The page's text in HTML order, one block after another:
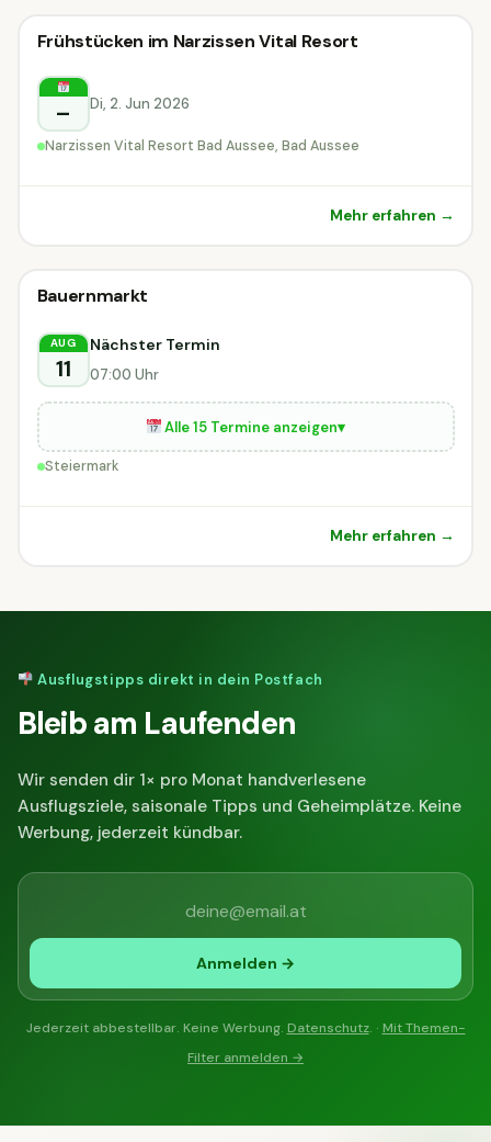
Sonstiges
Bad Aussee
Sonstiges
Frühstücken im Narzissen Vital Resort
– Di, 2. Jun 2026
Narzissen Vital Resort Bad Aussee, Bad Aussee
Mehr erfahren →
Sonstiges
Steiermark
Sonstiges
Bauernmarkt
AUG
11
Nächster Termin
07:00 Uhr
Alle 15 Termine anzeigen▾
Steiermark
Mehr erfahren →
Ausflugstipps direkt in dein Postfach
Bleib am Laufenden
Wir senden dir 1× pro Monat handverlesene
Ausflugsziele, saisonale Tipps und Geheimplätze. Keine
Werbung, jederzeit kündbar.
Anmelden →
Jederzeit abbestellbar. Keine Werbung. Datenschutz. · Mit Themen-
Filter anmelden →